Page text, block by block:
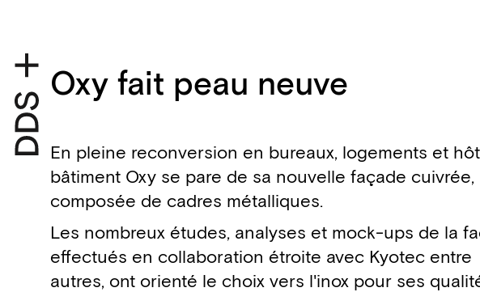
Oxy fait peau neuve
En pleine reconversion en bureaux, logements et
bâtiment Oxy se pare de sa nouvelle façade cuivrée,
composée de cadres métalliques.
Les nombreux études, analyses et mock-ups de la
effectués en collaboration étroite avec Kyotec entre
autres, ont orienté le choix vers l'inox pour ses